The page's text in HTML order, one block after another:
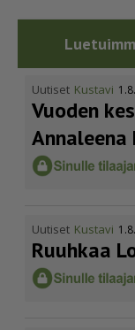
Uutiset Kustavi
Vuoden
Annaleena
Uutiset Kustavi
Ruuhkaa